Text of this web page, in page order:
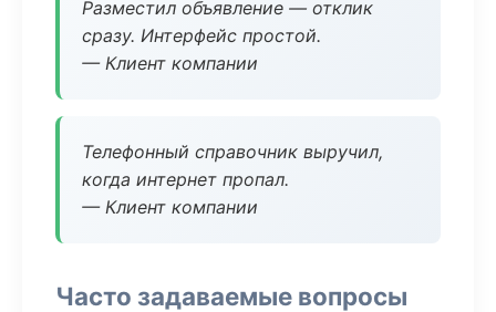
Разместил объявление — отклик
сразу. Интерфейс простой.
— Клиент компании
Телефонный справочник выручил,
когда интернет пропал.
— Клиент компании
Часто задаваемые вопросы